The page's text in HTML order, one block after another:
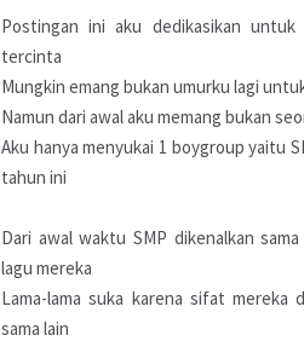
Postingan ini aku dedikasikan untuk
tercinta
Mungkin emang bukan umurku lagi
Namun dari awal aku memang bukan
Aku hanya menyukai 1 boygroup yaitu
tahun ini
Dari awal waktu SMP dikenalkan
lagu mereka
Lama-lama suka karena sifat mereka
sama lain